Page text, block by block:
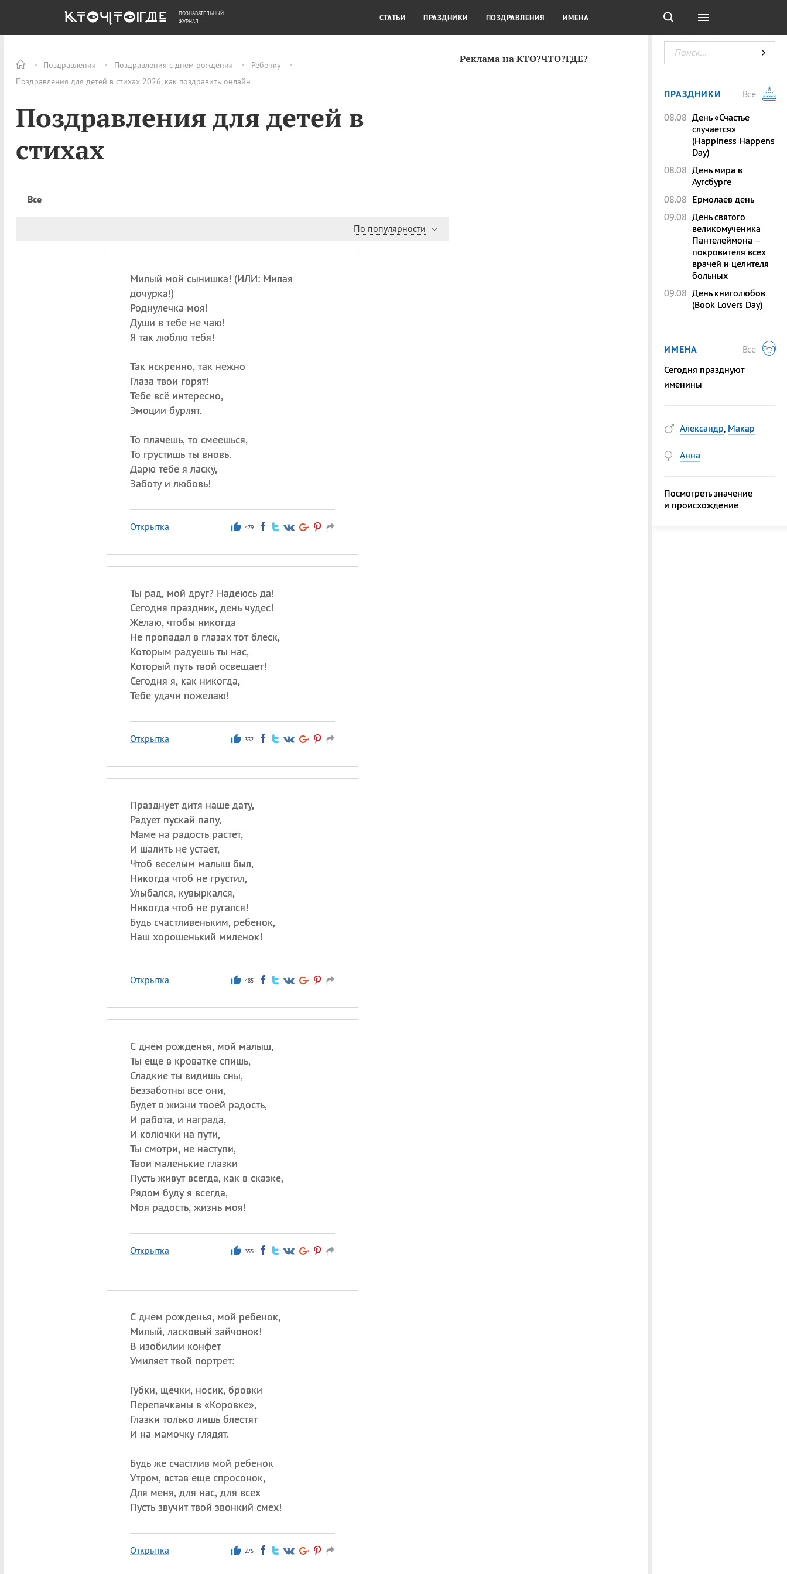
Поздравления Поздравления с днем рождения
Ребенку
Поздравления для детей в стихах 2026, как поздравить онлайн
Поздравления для детей в
стихах
Все
По популярности
Милый мой сынишка! (ИЛИ: Милая
дочурка!)
Роднулечка моя!
Души в тебе не чаю!
Я так люблю тебя!
Так искренно, так нежно
Глаза твои горят!
Тебе всё интересно,
Эмоции бурлят.
То плачешь, то смеешься,
То грустишь ты вновь.
Дарю тебе я ласку,
Заботу и любовь!
Открытка 479
Ты рад, мой друг? Надеюсь да!
Сегодня праздник, день чудес!
Желаю, чтобы никогда
Не пропадал в глазах тот блеск,
Которым радуешь ты нас,
Который путь твой освещает!
Сегодня я, как никогда,
Тебе удачи пожелаю!
Открытка 332
Празднует дитя наше дату,
Радует пускай папу,
Маме на радость растет,
И шалить не устает,
Чтоб веселым малыш был,
Никогда чтоб не грустил,
Улыбался, кувыркался,
Никогда чтоб не ругался!
Будь счастливеньким, ребенок,
Наш хорошенький миленок!
Открытка 485
С днём рожденья, мой малыш,
Ты ещё в кроватке спишь,
Сладкие ты видишь сны,
Беззаботны все они,
Будет в жизни твоей радость,
И работа, и награда,
И колючки на пути,
Ты смотри, не наступи,
Твои маленькие глазки
Пусть живут всегда, как в сказке,
Рядом буду я всегда,
Моя радость, жизнь моя!
Открытка 355
С днем рожденья, мой ребенок,
Милый, ласковый зайчонок!
В изобилии конфет
Умиляет твой портрет:
Губки, щечки, носик, бровки
Перепачканы в «Коровке»,
Глазки только лишь блестят
И на мамочку глядят.
Будь же счастлив мой ребенок
Утром, встав еще спросонок,
Для меня, для нас, для всех
Пусть звучит твой звонкий смех!
Открытка 275
Реклама на КТО?ЧТО?ГДЕ?
ОБЩЕСТВО ДЕНЬГИ КУЛЬТУРА КРАСОТА ТЕСТЫ
ПОЗНАВАТЕЛЬНЫЙ
ЖУРНАЛ
СТАТЬИ ПРАЗДНИКИ ПОЗДРАВЛЕНИЯ ИМЕНА
ПРАЗДНИКИ
Все
08.08 День «Счастье
случается»
(Happiness Happens
Day)
08.08 День мира в
Аугсбурге
08.08 Ермолаев день
09.08 День святого
великомученика
Пантелеймона –
покровителя всех
врачей и целителя
больных
09.08 День книголюбов
(Book Lovers Day)
ИМЕНА
Все
Сегодня празднуют
именины
Александр, Макар
Анна
Посмотреть значение
и происхождение